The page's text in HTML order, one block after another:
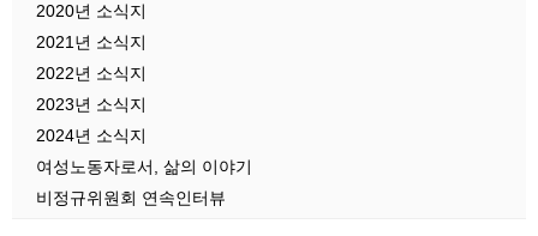
2020년 소식지
2021년 소식지
2022년 소식지
2023년 소식지
2024년 소식지
여성노동자로서, 삶의 이야기
비정규위원회 연속인터뷰